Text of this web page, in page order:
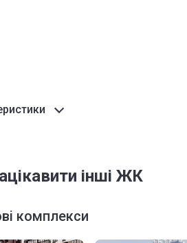
інші ЖК
комплекси